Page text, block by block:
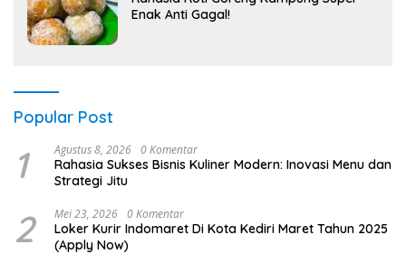
Enak Anti Gagal!
Popular Post
1 Agustus 8, 2026 0 Komentar
Rahasia Sukses Bisnis Kuliner Modern: Inovasi Menu dan
Strategi Jitu
2 Mei 23, 2026 0 Komentar
Loker Kurir Indomaret Di Kota Kediri Maret Tahun 2025
(Apply Now)